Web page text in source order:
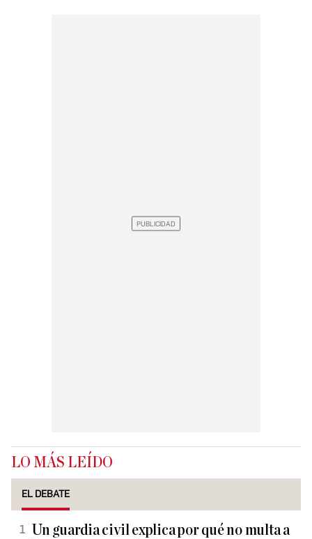
LO MÁS LEÍDO
EL DEBATE
Un guardia civil explica por qué no multa a